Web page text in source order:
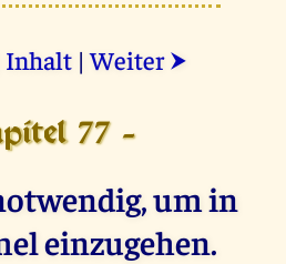
Inhalt |Weiter ⮞
77 -
um in
einzugehen.